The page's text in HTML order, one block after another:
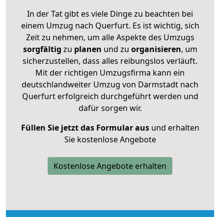
In der Tat gibt es viele Dinge zu beachten bei
einem Umzug nach Querfurt. Es ist wichtig, sich
Zeit zu nehmen, um alle Aspekte des Umzugs
sorgfältig zu planen und zu organisieren, um
sicherzustellen, dass alles reibungslos verläuft.
Mit der richtigen Umzugsfirma kann ein
deutschlandweiter Umzug von Darmstadt nach
Querfurt erfolgreich durchgeführt werden und
dafür sorgen wir.
Füllen Sie jetzt das Formular ausund erhalten
Sie kostenlose Angebote
Kostenlose Angebote erhalten